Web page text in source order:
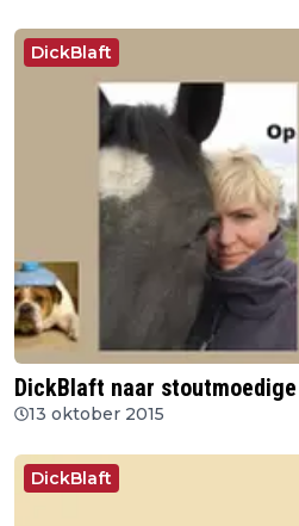
DickBlaft
DickBlaft naar stoutmoedige
13 oktober 2015
DickBlaft